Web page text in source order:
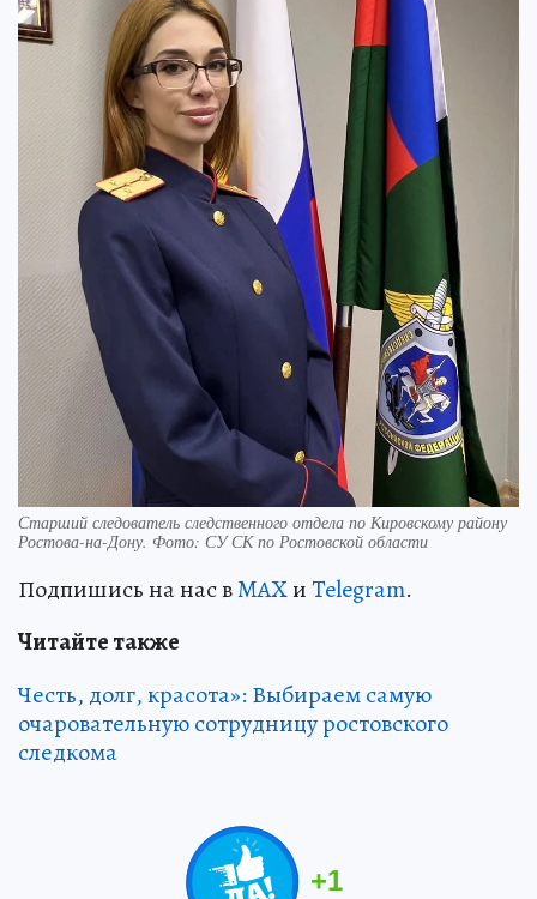
Старший следователь следственного отдела по Кировскому району
Ростова-на-Дону. Фото: СУ СК по Ростовской области
Подпишись на нас вMAXиTelegram.
Читайте также
Честь, долг, красота»: Выбираем самую
очаровательную сотрудницу ростовского
следкома
+1